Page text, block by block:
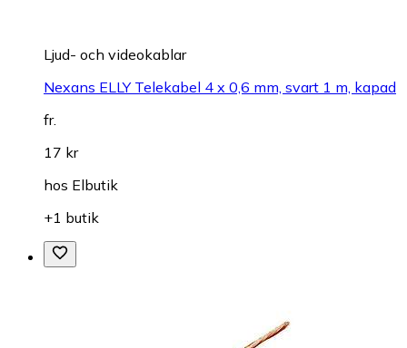
Ljud- och videokablar
Nexans ELLY Telekabel 4 x 0,6 mm, svart 1 m, kapad
fr.
17 kr
hos Elbutik
+1 butik